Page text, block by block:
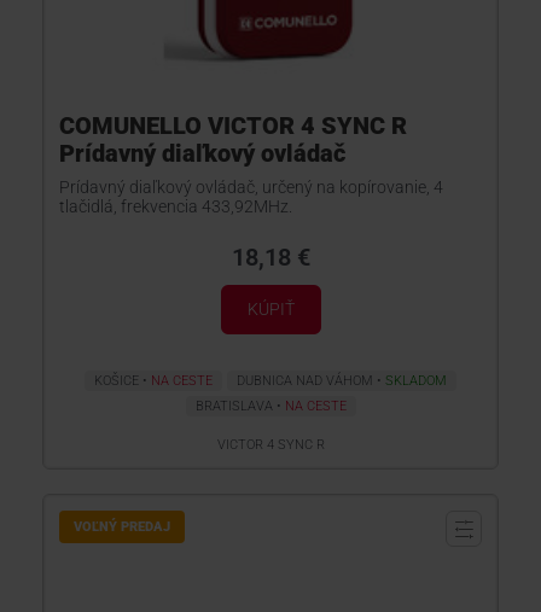
COMUNELLO VICTOR 4 SYNC R
Prídavný diaľkový ovládač
Prídavný diaľkový ovládač, určený na kopírovanie, 4
tlačidlá, frekvencia 433,92MHz.
18,18 €
KÚPIŤ
KOŠICE NA CESTE DUBNICA NAD VÁHOM
SKLADOM
BRATISLAVA
NA CESTE
VICTOR 4 SYNC R
VOĽNÝ PREDAJ